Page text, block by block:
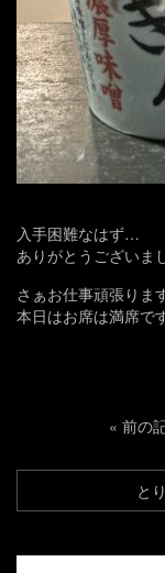
入手困難なはず…
ありがとうございま
さぁお仕事頑張りま
本日はお席は満席で
« 前の
と